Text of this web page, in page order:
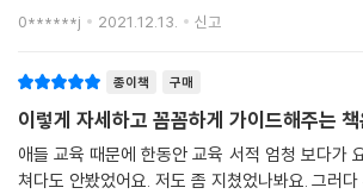
일곱째, 아이의 공부거부감을 이겨내고 공부가 좋
여덟째, 아이 스스로 공부의 이유를 찾도록 도와 동
공부법이다.
아홉째, 부모가 영어를 잘 못 해도 실패 없도록, 학
활용법을 다뤘다.
보고 싶네요. 꼼꼼하고 세심하신 성격대로 조목조
아요. 주문하고
0******j 2021.12.13. 신고
종이책 구매
이렇게 자세하고 꼼꼼하게 가이드해주는
애들 교육 때문에 한동안 교육 서적 엄청 보다가
쳐다도 안봤었어요. 저도 좀 지쳤었나봐요. 그러